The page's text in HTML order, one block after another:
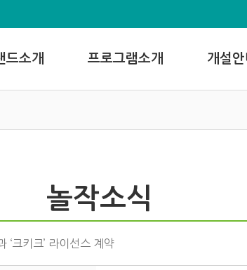
드소개 프로그램소개 개설안
놀작소식
‘크키크’ 라이선스 계약